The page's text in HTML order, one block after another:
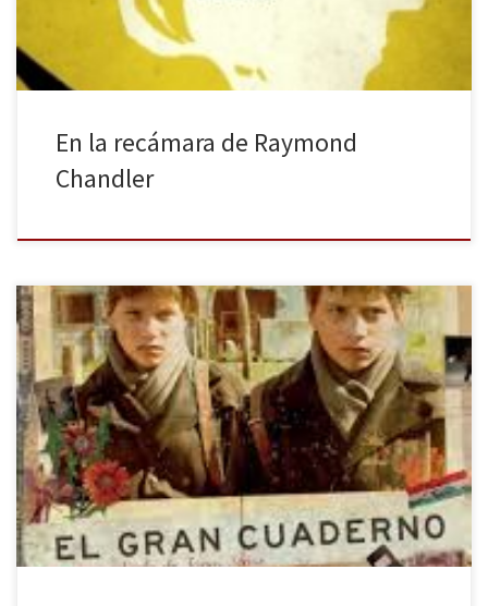
En la recámara de Raymond
Chandler
La primavera tiene su lado oscuro. Eso es lo que veremos el 30 de
Abril en España. El dramaturgo János Szász trae a nuestras
pantallas El Gran Cuaderno, adaptación de la novela de Ágota
Kristóf, donde se nos cuenta la experiencia de dos hermanos
gemelos durante la Segunda Guerra Mundial. Al término […]